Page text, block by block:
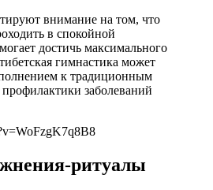
внимание на том, что
в спокойной
достичь максимального
гимнастика может
к традиционным
заболеваний
ритуалы